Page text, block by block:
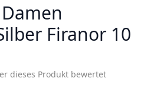
Firanor 10
dieses Produkt bewertet